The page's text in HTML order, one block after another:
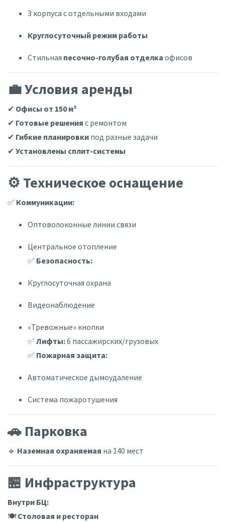
3 корпуса с отдельными входами
Круглосуточный режим работы
Стильная песочно-голубая отделка офисов
💼 Условия аренды
✔ Офисы от 150 м²
✔ Готовые решения с ремонтом
✔ Гибкие планировки под разные задачи
✔ Установлены сплит-системы
⚙️ Техническое оснащение
✅ Коммуникации:
Оптоволоконные линии связи
Центральное отопление
✅ Безопасность:
Круглосуточная охрана
Видеонаблюдение
«Тревожные» кнопки
✅ Лифты:6 пассажирских/грузовых
✅ Пожарная защита:
Автоматическое дымоудаление
Система пожаротушения
🚗 Парковка
🔹 Наземная охраняемая на 140 мест
🏪 Инфраструктура
Внутри БЦ:
🍽️ Столовая и ресторан